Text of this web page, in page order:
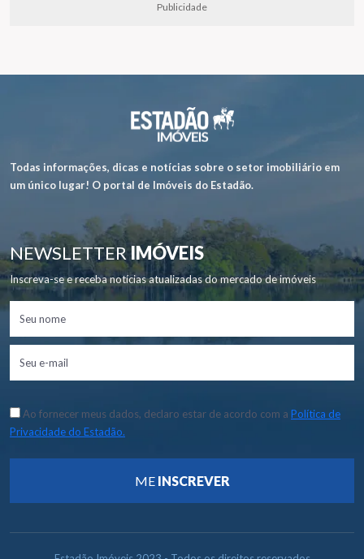
Publicidade
Todas informações, dicas e notícias sobre o setor imobiliário em
um único lugar! O portal de Imóveis do Estadão.
NEWSLETTERIMÓVEIS
Inscreva-se e receba notícias atualizadas do mercado de imóveis
Ao fornecer meus dados, declaro estar de acordo com a Política de
Privacidade do Estadão.
ME INSCREVER